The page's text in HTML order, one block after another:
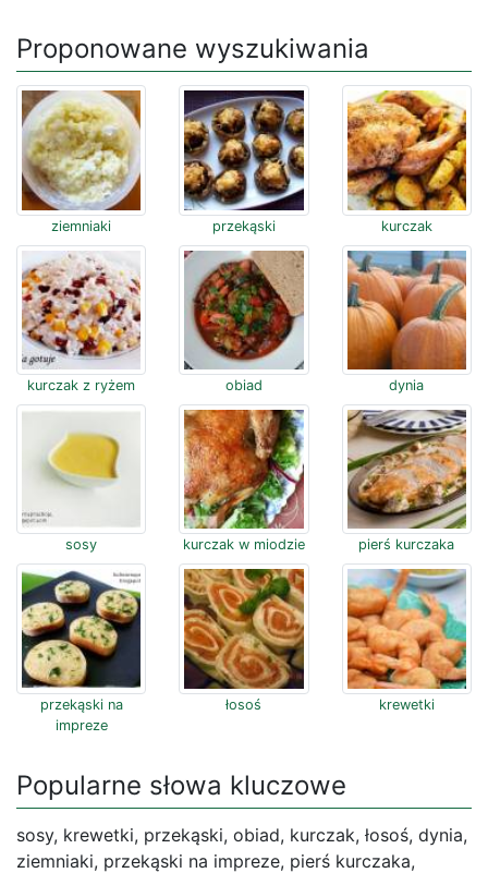
Proponowane wyszukiwania
ziemniaki przekąski kurczak
kurczak z ryżem obiad dynia
sosy kurczak w miodzie pierś kurczaka
przekąski na
impreze
łosoś krewetki
Popularne słowa kluczowe
sosy, krewetki, przekąski, obiad, kurczak, łosoś, dynia,
ziemniaki, przekąski na impreze, pierś kurczaka,